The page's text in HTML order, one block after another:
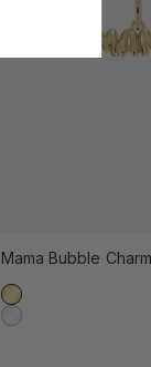
Mama Bubble Charm
18k Gold Vermeil
925 Sterling Silber